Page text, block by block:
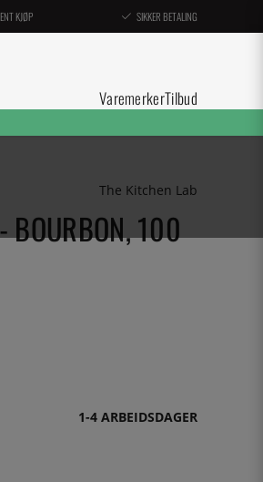
KJØP SIKKER BETALING
VaremerkerTilbud
The Kitchen Lab
BOURBON, 100
1-4 ARBEIDSDAGER